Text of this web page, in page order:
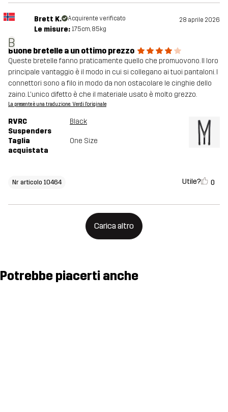
B
Brett K. Acquirente verificato 28 aprile 2026
Le misure: 175cm, 85kg
Buone bretelle a un ottimo prezzo
Queste bretelle fanno praticamente quello che promuovono. Il loro
principale vantaggio è il modo in cui si collegano ai tuoi pantaloni. I
connettori sono a filo in modo da non ostacolare le cinghie dello
zaino. L'unico difetto è che il materiale usato è molto grezzo.
La presente è una traduzione. Verdi l'originale
RVRC
Suspenders
Black
Taglia
acquistata
One Size
Nr articolo 10464 Utile? 0
Carica altro
Potrebbe piacerti anche